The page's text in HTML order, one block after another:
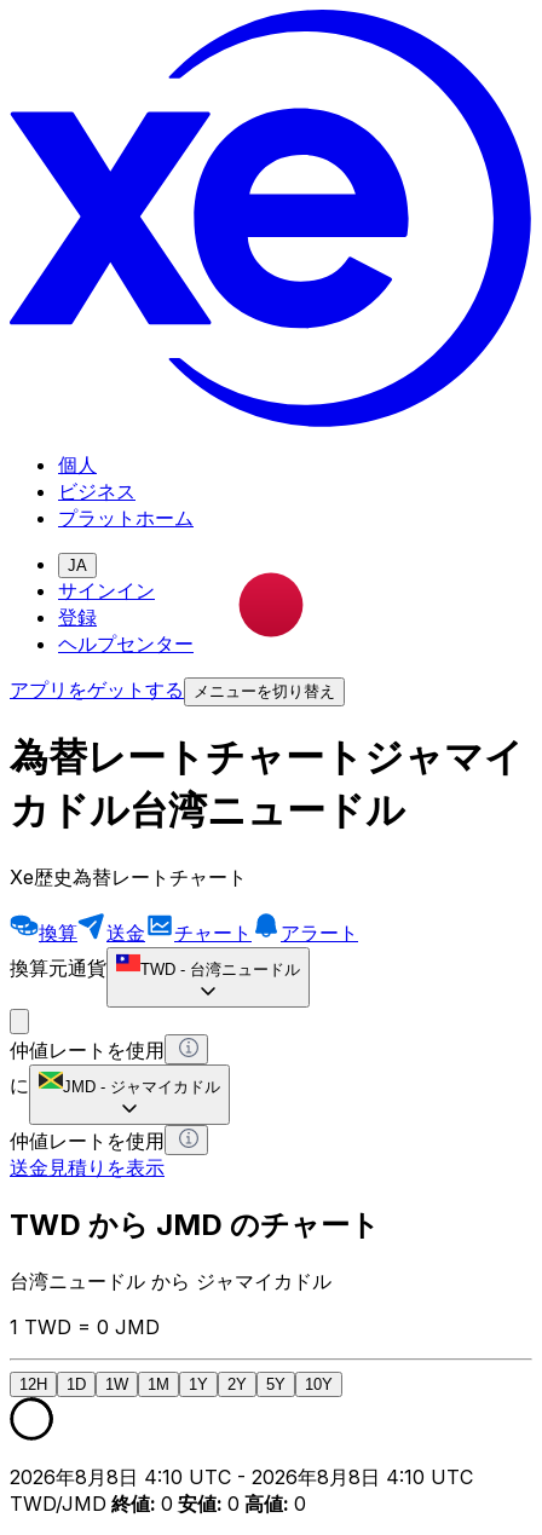
個人
ビジネス
プラットホーム
JA
サインイン
登録
ヘルプセンター
アプリをゲットする
メニューを切り替え
為替レートチャートジャマイ
カドル台湾ニュードル
Xe歴史為替レートチャート
換算 送金 チャート
アラート
換算元通貨
TWD - 台湾ニュードル
仲値レートを使用
に
JMD - ジャマイカドル
仲値レートを使用
送金見積りを表示
TWD から JMD のチャート
台湾ニュードル から ジャマイカドル
1 TWD = 0 JMD
12H 1D 1W 1M 1Y 2Y 5Y 10Y
2026年8月8日 4:10 UTC - 2026年8月8日 4:10 UTC
TWD/JMD 終値: 0 安値: 0 高値: 0